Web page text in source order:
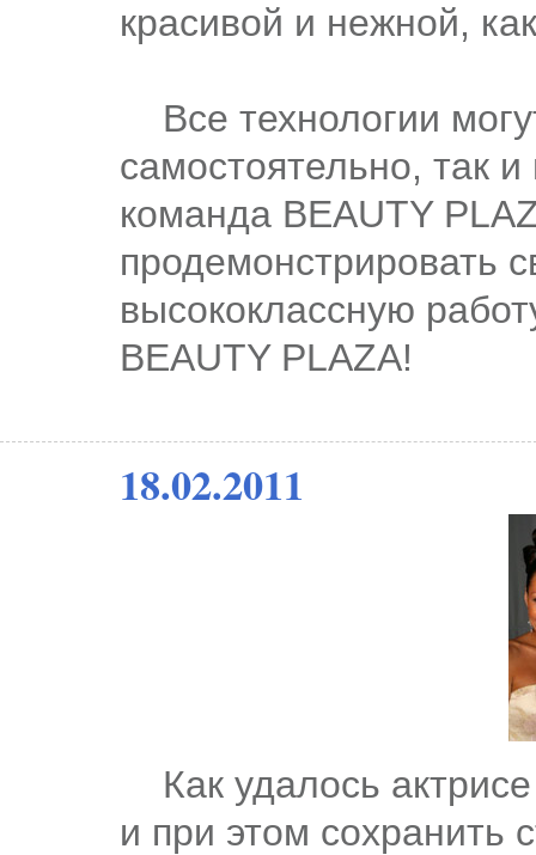
красивой и нежной,
Все технологии
самостоятельно, так
команда BEAUTY
продемонстрировать
высококлассную
BEAUTY PLAZA!
18.02.2011
Как удалось актрисе
и при этом